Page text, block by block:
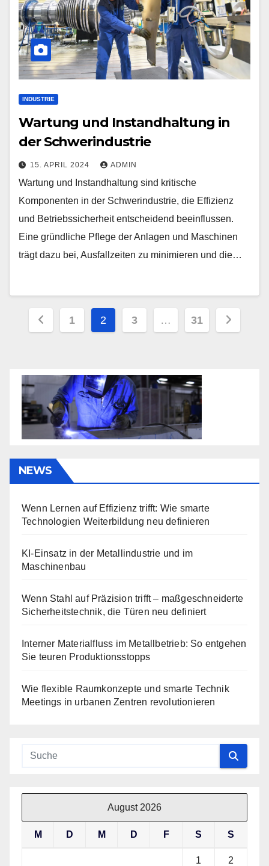
INDUSTRIE
Wartung und Instandhaltung in
der Schwerindustrie
15. APRIL 2024 ADMIN
Wartung und Instandhaltung sind kritische
Komponenten in der Schwerindustrie, die Effizienz
und Betriebssicherheit entscheidend beeinflussen.
Eine gründliche Pflege der Anlagen und Maschinen
trägt dazu bei, Ausfallzeiten zu minimieren und die…
Seitennummerierung
Beiträge
1 2 3 … 31
NEWS
Wenn Lernen auf Effizienz trifft: Wie smarte
Technologien Weiterbildung neu definieren
KI-Einsatz in der Metallindustrie und im
Maschinenbau
Wenn Stahl auf Präzision trifft – maßgeschneiderte
Sicherheitstechnik, die Türen neu definiert
Interner Materialfluss im Metallbetrieb: So entgehen
Sie teuren Produktionsstopps
Wie flexible Raumkonzepte und smarte Technik
Meetings in urbanen Zentren revolutionieren
August 2026
M D M D F S S
1 2